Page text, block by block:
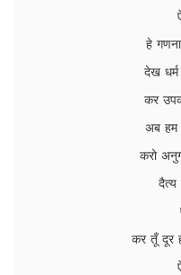
हे
देख
कर
अब हम
करो
दैत्य
कर तूँ दूर